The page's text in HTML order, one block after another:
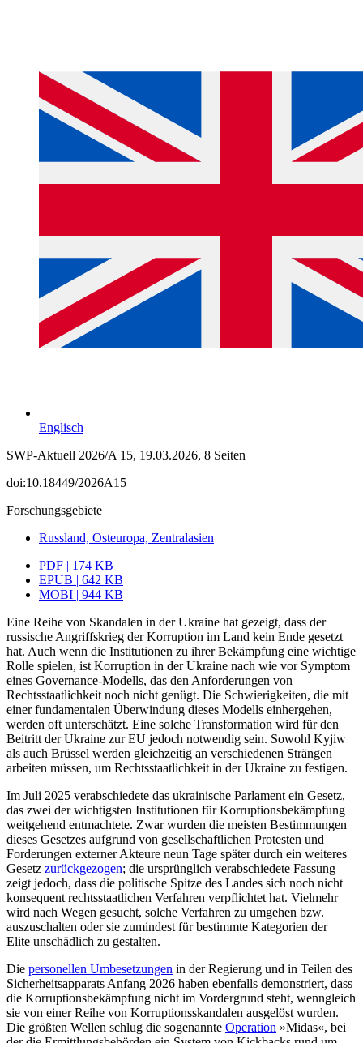
Englisch
SWP-Aktuell 2026/A 15, 19.03.2026, 8 Seiten
doi:10.18449/2026A15
Forschungsgebiete
Russland, Osteuropa, Zentralasien
PDF | 174 KB
EPUB | 642 KB
MOBI | 944 KB
Eine Reihe von Skandalen in der Ukraine hat gezeigt, dass der
russische Angriffskrieg der Korruption im Land kein Ende gesetzt
hat. Auch wenn die Institutionen zu ihrer Bekämpfung eine wichtige
Rolle spielen, ist Korruption in der Ukraine nach wie vor Symptom
eines Governance-Modells, das den Anforderungen von
Rechtsstaatlichkeit noch nicht genügt. Die Schwierigkeiten, die mit
einer fundamentalen Über­windung dieses Modells einhergehen,
werden oft unterschätzt. Eine solche Trans­formation wird für den
Beitritt der Ukraine zur EU jedoch notwendig sein. Sowohl Kyjiw
als auch Brüssel werden gleichzeitig an verschiedenen Strängen
arbeiten müssen, um Rechtsstaatlichkeit in der Ukraine zu festigen.
Im Juli 2025 verabschiedete das ukrainische Parlament ein Gesetz,
das zwei der wich­tigs­ten Institutionen für Korrup­tions­bekämpfung
weitgehend entmachtete. Zwar wurden die meisten Bestimmungen
dieses Gesetzes aufgrund von gesellschaft­lichen Protesten und
Forderungen externer Akteure neun Tage später durch ein weite­res
Gesetz zurückgezogen; die ursprünglich verabschiedete Fassung
zeigt jedoch, dass die politische Spitze des Landes sich noch nicht
konsequent rechtsstaatlichen Ver­fahren verpflichtet hat. Vielmehr
wird nach Wegen gesucht, solche Verfahren zu um­gehen bzw.
auszuschalten oder sie zu­mindest für bestimmte Kategorien der
Elite unschädlich zu gestalten.
Die personellen Umbesetzungen in der Regierung und in Teilen des
Sicherheits­apparats Anfang 2026 haben eben­falls demonstriert, dass
die Korruptions­bekämp­fung nicht im Vordergrund steht, wenngleich
sie von einer Reihe von Korruptions­skandalen ausgelöst wurden.
Die größten Wellen schlug die sogenannte Operation »Midas«, bei